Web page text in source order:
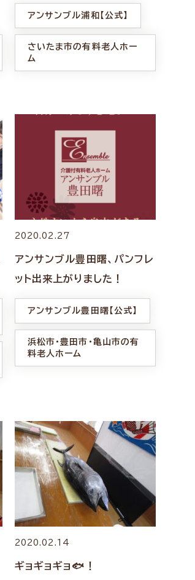
アンサンブル浦和【公式】
さいたま市の有料老人ホー
ム
2020.02.27
アンサンブル豊田曙、パンフレ
ット出来上がりました！
アンサンブル豊田曙【公式】
浜松市・豊田市・亀山市の有
料老人ホーム
2020.02.14
ギョギョギョ🐟！